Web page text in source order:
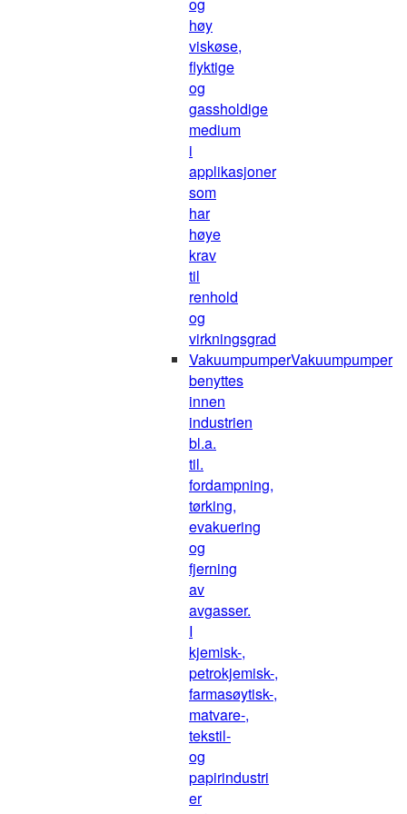
høy
viskøse,
flyktige
og
gassholdige
medium
i
applikasjoner
som
har
høye
krav
til
renhold
og
virkningsgrad
VakuumpumperVakuumpumper
benyttes
innen
industrien
bl.a.
til.
fordampning,
tørking,
evakuering
og
fjerning
av
avgasser.
I
kjemisk-,
petrokjemisk-,
farmasøytisk-,
matvare-,
tekstil-
og
papirindustri
er